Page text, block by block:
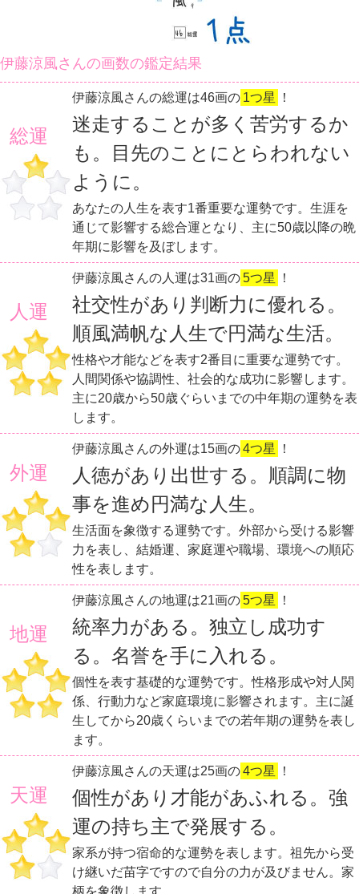
伊藤涼風さんの画数の鑑定結果
総運
伊藤涼風さんの総運は46画の 1つ星 ！
迷走することが多く苦労するか
も。目先のことにとらわれない
ように。
あなたの人生を表す1番重要な運勢です。生涯を
通じて影響する総合運となり、主に50歳以降の晩
年期に影響を及ぼします。
人運
伊藤涼風さんの人運は31画の5つ星 ！
社交性があり判断力に優れる。
順風満帆な人生で円満な生活。
性格や才能などを表す2番目に重要な運勢です。
人間関係や協調性、社会的な成功に影響します。
主に20歳から50歳ぐらいまでの中年期の運勢を表
します。
外運
伊藤涼風さんの外運は15画の4つ星 ！
人徳があり出世する。順調に物
事を進め円満な人生。
生活面を象徴する運勢です。外部から受ける影響
力を表し、結婚運、家庭運や職場、環境への順応
性を表します。
地運
伊藤涼風さんの地運は21画の5つ星 ！
統率力がある。独立し成功す
る。名誉を手に入れる。
個性を表す基礎的な運勢です。性格形成や対人関
係、行動力など家庭環境に影響されます。主に誕
生してから20歳くらいまでの若年期の運勢を表し
ます。
天運
伊藤涼風さんの天運は25画の4つ星 ！
個性があり才能があふれる。強
運の持ち主で発展する。
家系が持つ宿命的な運勢を表します。祖先から受
け継いだ苗字ですので自分の力が及びません。家
柄を象徴します。